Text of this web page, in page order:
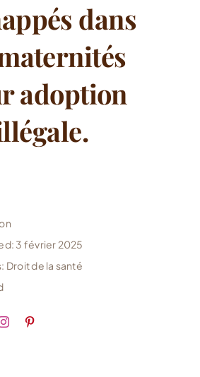
dans
adoption
3 février 2025
Droit de la santé